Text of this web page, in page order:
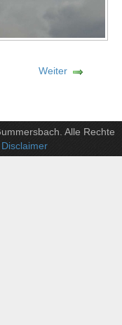
Weiter
Alle Rechte